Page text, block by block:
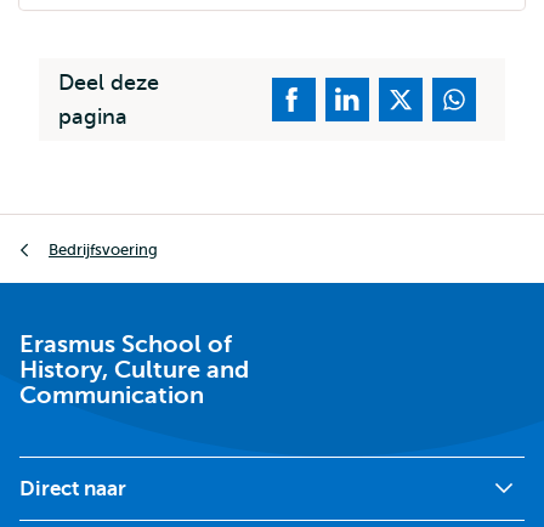
Deel deze
pagina
Bedrijfsvoering
Erasmus School of
History, Culture and
Communication
Direct naar